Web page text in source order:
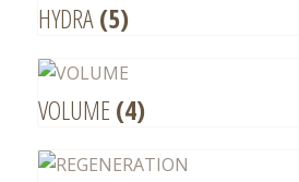
HYDRA(5)
VOLUME (4)